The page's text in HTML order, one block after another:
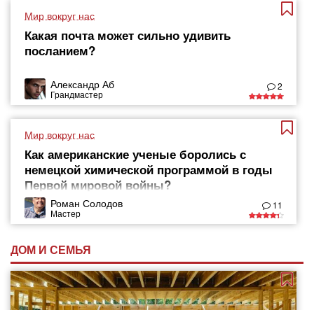
Мир вокруг нас
Какая почта может сильно удивить
посланием?
Александр Аб
Грандмастер
2
Мир вокруг нас
Как американские ученые боролись с
немецкой химической программой в годы
Первой мировой войны?
Роман Солодов
Мастер
11
ДОМ И СЕМЬЯ